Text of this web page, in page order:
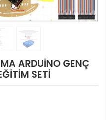
ARDUİNO GENÇ
SETİ